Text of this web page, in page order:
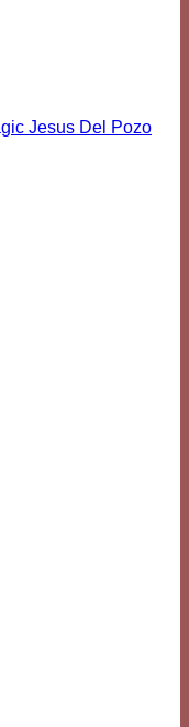
Jesus Del Pozo